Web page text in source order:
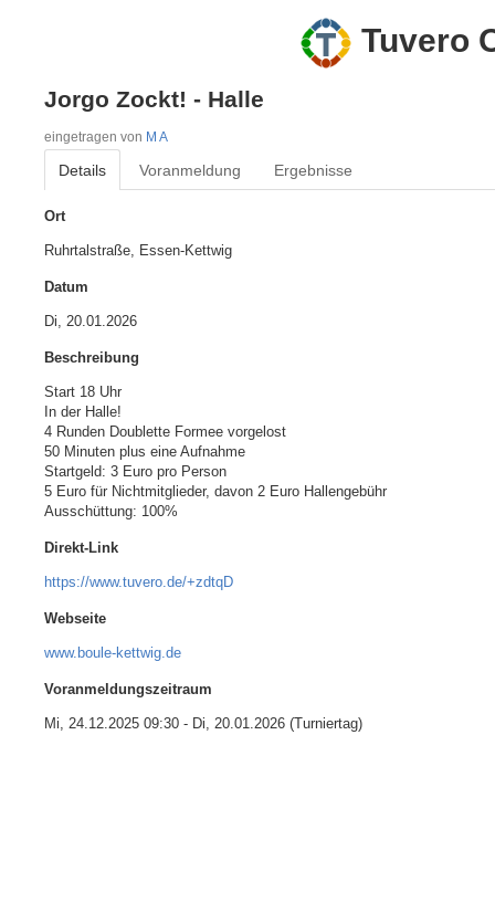
Tuvero
Jorgo Zockt! - Halle
eingetragen von M A
Details Voranmeldung Ergebnisse
Ort
Ruhrtalstraße, Essen-Kettwig
Datum
Di, 20.01.2026
Beschreibung
Start 18 Uhr
In der Halle!
4 Runden Doublette Formee vorgelost
50 Minuten plus eine Aufnahme
Startgeld: 3 Euro pro Person
5 Euro für Nichtmitglieder, davon 2 Euro Hallengebühr
Ausschüttung: 100%
Direkt-Link
https://www.tuvero.de/+zdtqD
Webseite
www.boule-kettwig.de
Voranmeldungszeitraum
Mi, 24.12.2025 09:30 - Di, 20.01.2026 (Turniertag)